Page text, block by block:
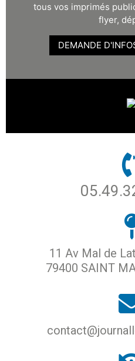
tous vos imprimés
flyer,
DEMANDE
11 Av Mal de
79400 SAINT